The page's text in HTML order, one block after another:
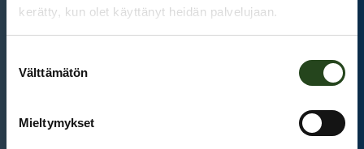
kerätty, kun olet käyttänyt heidän palvelujaan.
valinta
Välttämätön
Mieltymykset
Kauppakeskus Grani
Et ole kirjautunut sisään.